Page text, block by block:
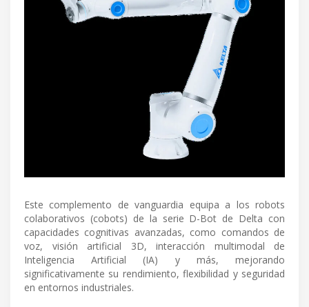
Este complemento de vanguardia equipa a los robots
colaborativos (cobots) de la serie D-Bot de Delta con
capacidades cognitivas avanzadas, como comandos de
voz, visión artificial 3D, interacción multimodal de
Inteligencia Artificial (IA) y más, mejorando
significativamente su rendimiento, flexibilidad y seguridad
en entornos industriales.